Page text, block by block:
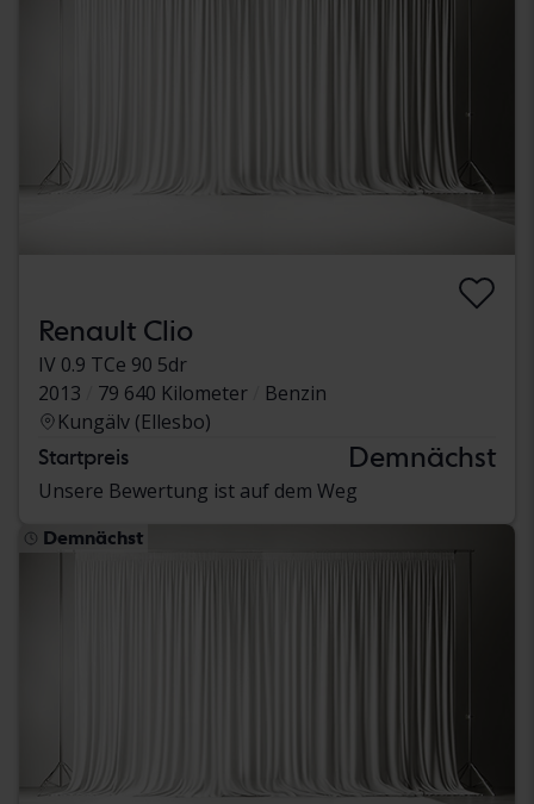
Renault Clio
IV 0.9 TCe 90 5dr
2013
79 640 Kilometer
Benzin
Kungälv (Ellesbo)
Startpreis Demnächst
Unsere Bewertung ist auf dem Weg
Demnächst